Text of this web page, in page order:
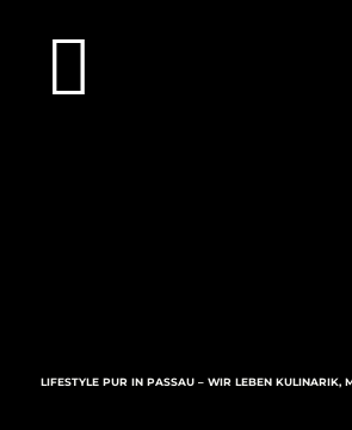

LIFESTYLE PUR IN PASSAU – WIR LEBEN KULINARIK,